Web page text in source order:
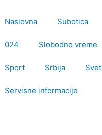
Naslovna Subotica
024 Slobodno vreme
Sport Srbija Svet
Servisne informacije